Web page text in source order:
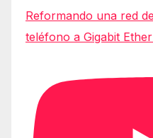
Reformando una red
teléfono a Gigabit